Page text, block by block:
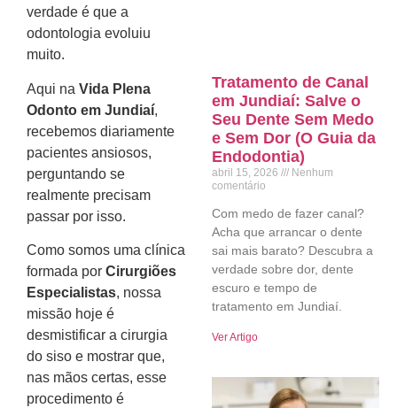
verdade é que a
odontologia evoluiu
muito.
Aqui na Vida Plena
Odonto em Jundiaí,
recebemos diariamente
pacientes ansiosos,
perguntando se
realmente precisam
passar por isso.
Como somos uma clínica
formada por Cirurgiões
Especialistas, nossa
missão hoje é
desmistificar a cirurgia
do siso e mostrar que,
nas mãos certas, esse
procedimento é
Tratamento de Canal
em Jundiaí: Salve o
Seu Dente Sem Medo
e Sem Dor (O Guia da
Endodontia)
abril 15, 2026
Nenhum
comentário
Com medo de fazer canal?
Acha que arrancar o dente
sai mais barato? Descubra a
verdade sobre dor, dente
escuro e tempo de
tratamento em Jundiaí.
Ver Artigo